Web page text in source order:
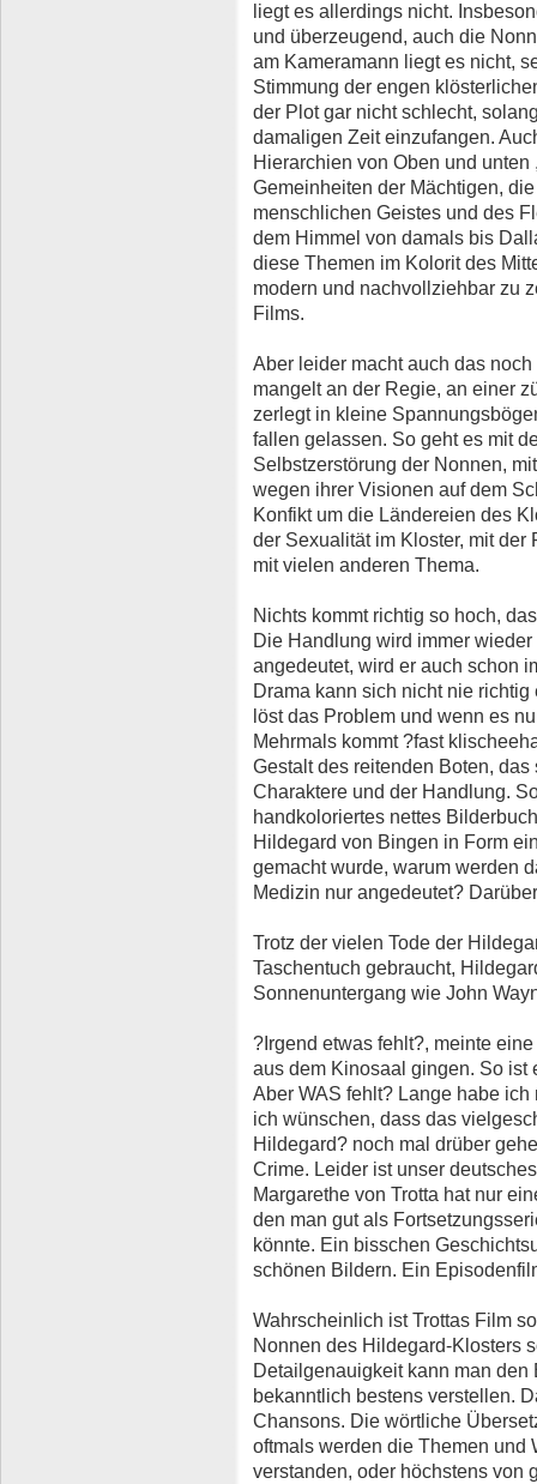
liegt es allerdings nicht.
und überzeugend, auch die
am Kameramann liegt es nicht,
Stimmung der engen
der Plot gar nicht schlecht,
damaligen Zeit einzufangen.
Hierarchien von Oben und
Gemeinheiten der Mächtigen,
menschlichen Geistes und des
dem Himmel von damals bis
diese Themen im Kolorit des
modern und nachvollziehbar zu
Films.
Aber leider macht auch das
mangelt an der Regie, an einer
zerlegt in kleine
fallen gelassen. So geht es mit
Selbstzerstörung der Nonnen,
wegen ihrer Visionen auf dem
Konfikt um die Ländereien des
der Sexualität im Kloster, mit
mit vielen anderen Thema.
Nichts kommt richtig so hoch,
Die Handlung wird immer
angedeutet, wird er auch schon
Drama kann sich nicht nie
löst das Problem und wenn es
Mehrmals kommt ?fast
Gestalt des reitenden Boten,
Charaktere und der Handlung.
handkoloriertes nettes
Hildegard von Bingen in Form
gemacht wurde, warum werden
Medizin nur angedeutet?
Trotz der vielen Tode der
Taschentuch gebraucht,
Sonnenuntergang wie John
?Irgend etwas fehlt?, meinte
aus dem Kinosaal gingen. So ist
Aber WAS fehlt? Lange habe
ich wünschen, dass das
Hildegard? noch mal drüber
Crime. Leider ist unser
Margarethe von Trotta hat nur
den man gut als
könnte. Ein bisschen
schönen Bildern. Ein
Wahrscheinlich ist Trottas Film
Nonnen des Hildegard-Klosters
Detailgenauigkeit kann man
bekanntlich bestens verstellen.
Chansons. Die wörtliche
oftmals werden die Themen und
verstanden, oder höchstens von